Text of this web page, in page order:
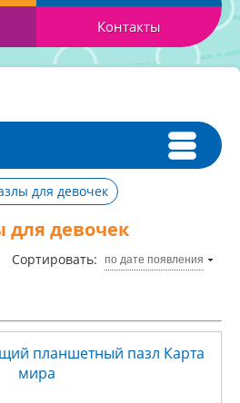
Контакты
для девочек
для девочек
Сортировать: по дате появления